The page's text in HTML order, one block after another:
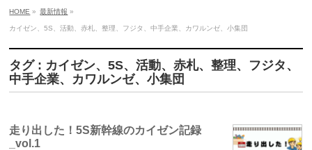
HOME » 最新情報 »
カイゼン、5S、活動、赤札、整理、フジタ、中手企業、カワルンゼ、小集団
タグ : カイゼン、5S、活動、赤札、整理、フジタ、
中手企業、カワルンゼ、小集団
走り出した！5S新幹線のカイゼン記録
_vol.1